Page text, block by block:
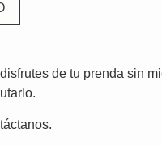
de tu prenda sin